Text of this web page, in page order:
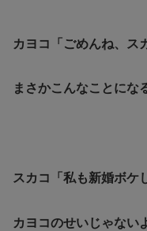
カヨコ「ごめんね、ス
まさかこんなことにな
スカコ「私も新婚ボケ
カヨコのせいじゃない